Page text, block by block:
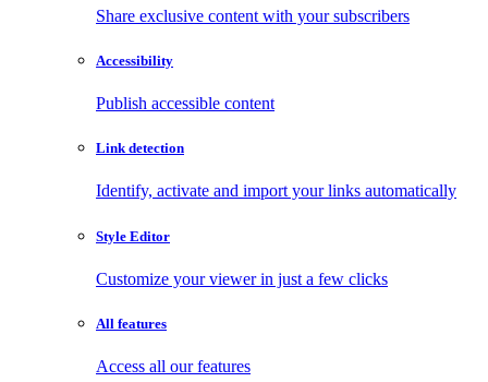
Share exclusive content with your subscribers
Accessibility
Publish accessible content
Link detection
Identify, activate and import your links automatically
Style Editor
Customize your viewer in just a few clicks
All features
Access all our features